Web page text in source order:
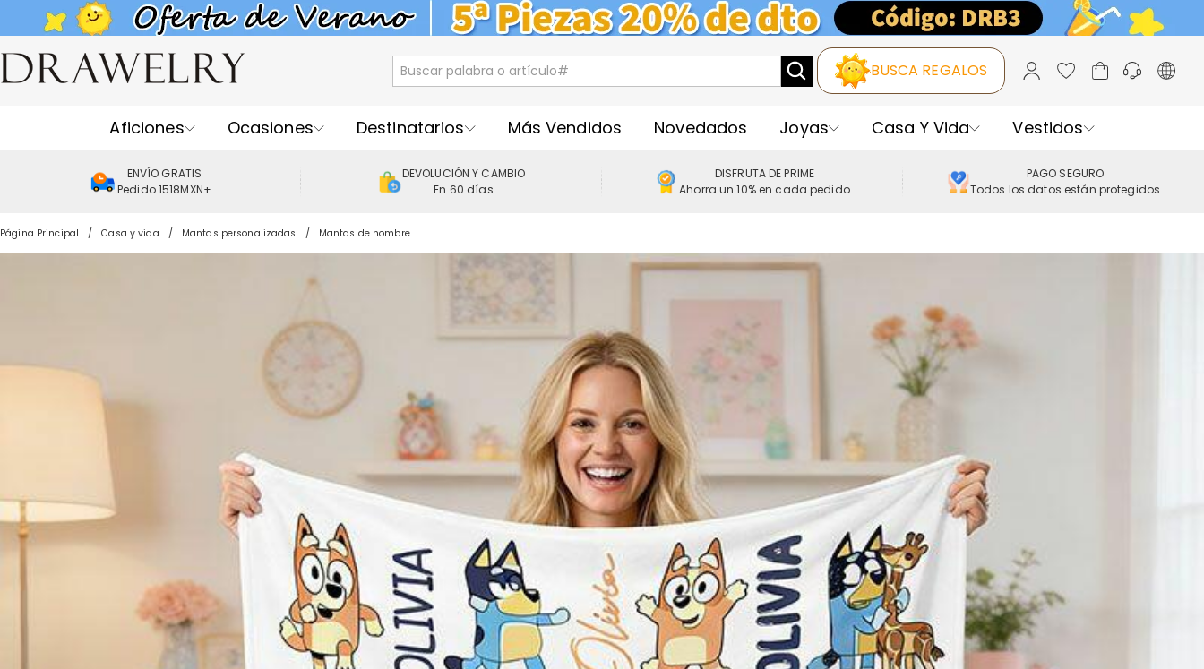
BUSCA REGALOS
Aficiones Ocasiones Destinatarios Más Vendidos Novedados Joyas Casa Y Vida Vestidos
ENVÍO GRATIS
Pedido 1518MXN+
DEVOLUCIÓN Y CAMBIO
En 60 días
DISFRUTA DE PRIME
Ahorra un 10% en cada pedido
PAGO SEGURO
Todos los datos están protegidos
Página Principal Casa y vida Mantas personalizadas Mantas de nombre